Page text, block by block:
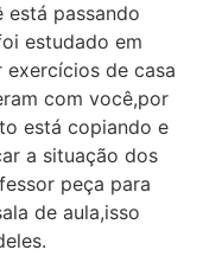
está passando
estudado em
exercícios de casa
com você,por
está copiando e
a situação dos
peça para
de aula,isso